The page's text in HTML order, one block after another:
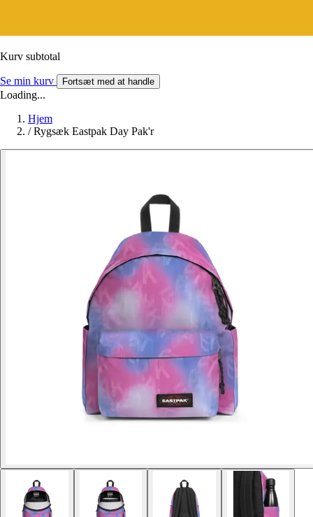
Kurv subtotal
Se min kurv Fortsæt med at handle
Loading...
Hjem
/ Rygsæk Eastpak Day Pak'r